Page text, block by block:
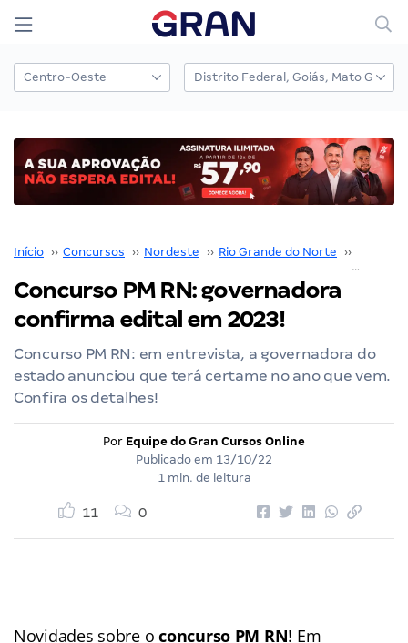
Início ›› Concursos ›› Nordeste ›› Rio Grande do Norte ››
Concurso PM RN: governadora
confirma edital em 2023!
Concurso PM RN: em entrevista, a governadora do
estado anunciou que terá certame no ano que vem.
Confira os detalhes!
Por Equipe do Gran Cursos Online
Publicado em 13/10/22
1 min. de leitura
11 0
Novidades sobre o concurso PM RN! Em